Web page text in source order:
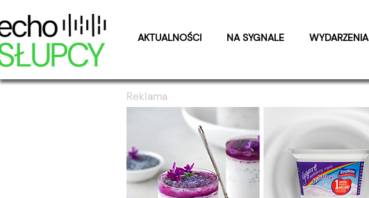
AKTUALNOŚCI NA SYGNALE WYDARZENIA
Reklama